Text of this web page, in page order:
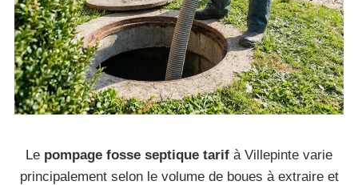
Le pompage fosse septique tarif à Villepinte varie
principalement selon le volume de boues à extraire et